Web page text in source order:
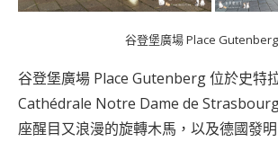
谷登堡廣場 Place Gutenberg
谷登堡廣場 Place Gutenberg 位於史特
Cathédrale Notre Dame de
座醒目又浪漫的旋轉木馬，以及德國發